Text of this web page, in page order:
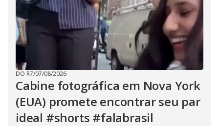
DO R7/07/08/2026
Cabine fotográfica em Nova York
(EUA) promete encontrar seu par
ideal #shorts #falabrasil